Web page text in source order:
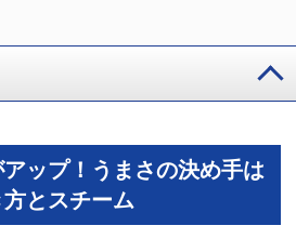
ップ！うまさの決め手は
とスチーム